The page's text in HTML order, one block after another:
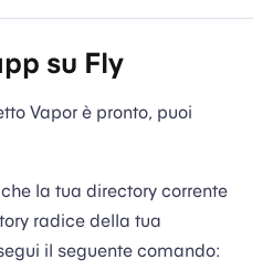
su Fly
Vapor è pronto, puoi
la tua directory corrente
radice della tua
il seguente comando: